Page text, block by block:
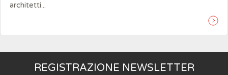
architetti...
REGISTRAZIONE NEWSLETTER